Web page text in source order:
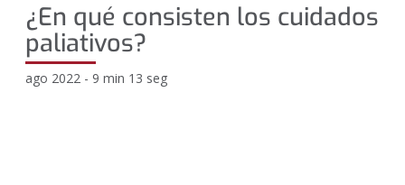
¿En qué consisten los cuidados
paliativos?
ago 2022 - 9 min 13 seg